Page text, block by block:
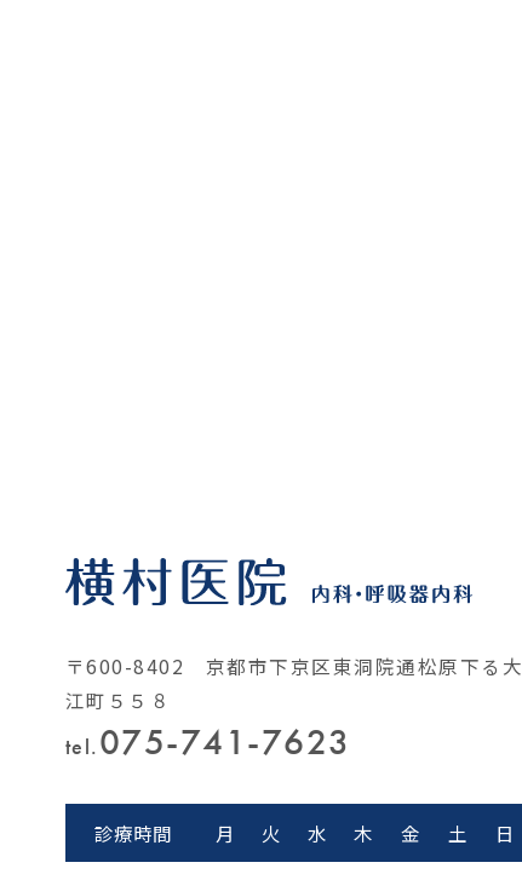
〒600-8402 京都市下京区東洞院通松原下る大
江町５５８
tel.075-741-7623
診療時間 月 火 水 木 金 土 日